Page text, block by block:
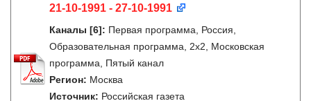
21-10-1991 - 27-10-1991
Каналы [6]: Первая программа, Россия,
Образовательная программа, 2х2, Московская
программа, Пятый канал
Регион: Москва
Источник: Российская газета